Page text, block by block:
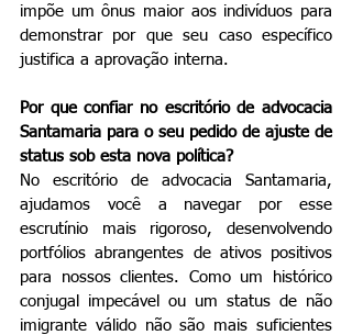
impõe um ônus maior aos indivíduos para
demonstrar por que seu caso específico
justifica a aprovação interna.
Por que confiar no escritório de advocacia
Santamaria para o seu pedido de ajuste de
status sob esta nova política?
No escritório de advocacia Santamaria,
ajudamos você a navegar por esse
escrutínio mais rigoroso, desenvolvendo
portfólios abrangentes de ativos positivos
para nossos clientes. Como um histórico
conjugal impecável ou um status de não
imigrante válido não são mais suficientes